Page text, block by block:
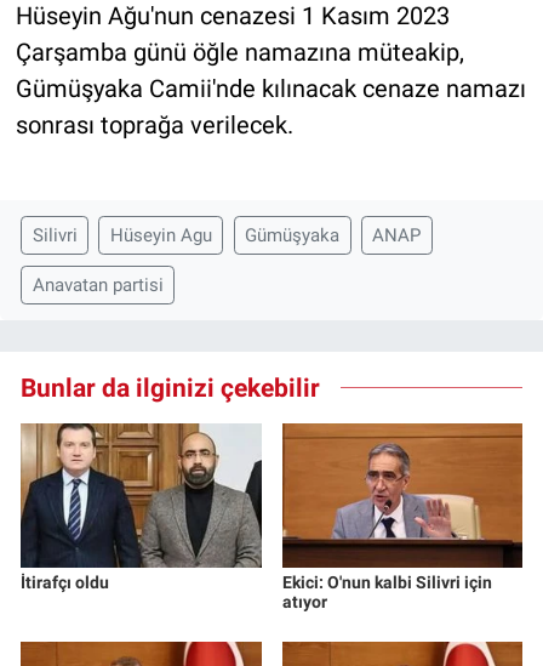
Hüseyin Ağu'nun cenazesi 1 Kasım 2023
Çarşamba günü öğle namazına müteakip,
Gümüşyaka Camii'nde kılınacak cenaze namazı
sonrası toprağa verilecek.
Silivri Hüseyin Agu Gümüşyaka ANAP
Anavatan partisi
Bunlar da ilginizi çekebilir
İtirafçı oldu
Ekici: O'nun kalbi Silivri için
atıyor